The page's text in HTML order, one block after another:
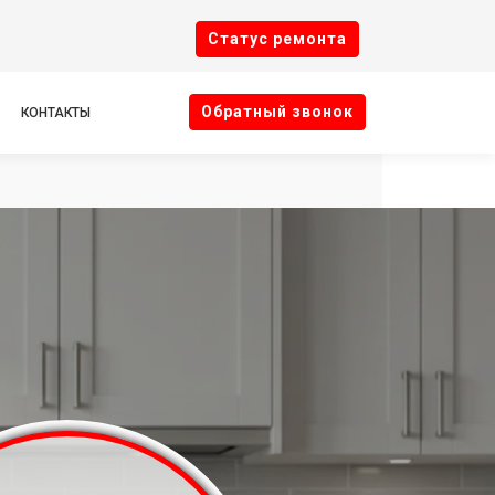
Cтатус ремонта
КОНТАКТЫ Oбратный звонок